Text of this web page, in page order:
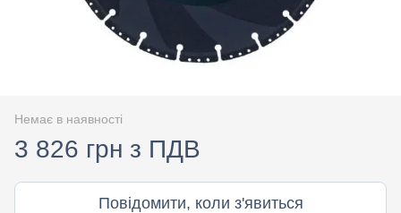
Немає в наявності
3 826 грн з ПДВ
Повідомити, коли з'явиться